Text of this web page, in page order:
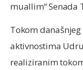
muallim“ Senada
Tokom
aktivnostima
realiziranim